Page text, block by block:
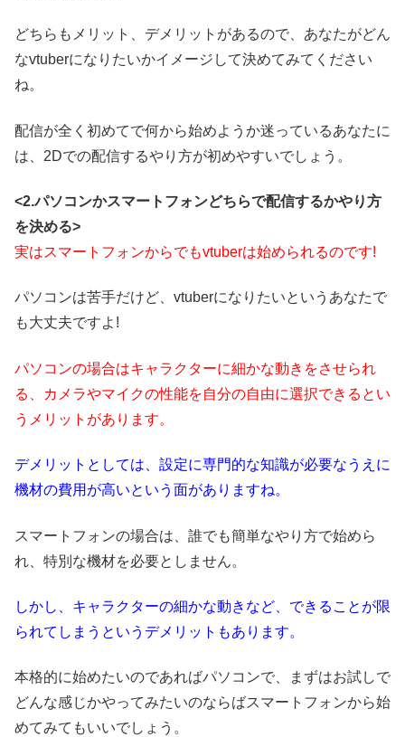
どちらもメリット、デメリットがあるので、あなたがどん
なvtuberになりたいかイメージして決めてみてください
ね。
配信が全く初めてで何から始めようか迷っているあなたに
は、2Dでの配信するやり方が初めやすいでしょう。
<2.パソコンかスマートフォンどちらで配信するかやり方
を決める>
実はスマートフォンからでもvtuberは始められるのです!
パソコンは苦手だけど、vtuberになりたいというあなたで
も大丈夫ですよ!
パソコンの場合はキャラクターに細かな動きをさせられ
る、カメラやマイクの性能を自分の自由に選択できるとい
うメリットがあります。
デメリットとしては、設定に専門的な知識が必要なうえに
機材の費用が高いという面がありますね。
スマートフォンの場合は、誰でも簡単なやり方で始めら
れ、特別な機材を必要としません。
しかし、キャラクターの細かな動きなど、できることが限
られてしまうというデメリットもあります。
本格的に始めたいのであればパソコンで、まずはお試しで
どんな感じかやってみたいのならばスマートフォンから始
めてみてもいいでしょう。